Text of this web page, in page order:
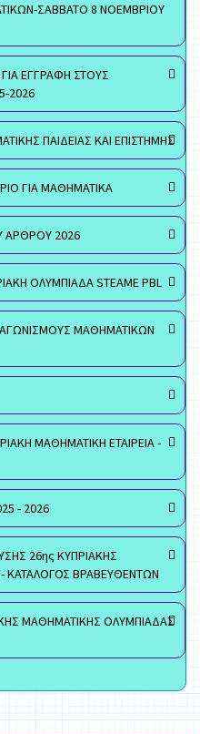
ΣΑΒΒΑΤΟ 8 ΝΟΕΜΒΡΙΟΥ
ΕΓΓΡΑΦΗ ΣΤΟΥΣ
2026
ΠΑΙΔΕΙΑΣ ΚΑΙ ΕΠΙΣΤΗΜΗΣ
ΓΙΑ ΜΑΘΗΜΑΤΙΚΑ
ΑΡΘΡΟΥ 2026
ΟΛΥΜΠΙΑΔΑ STEAME PBL
ΜΑΘΗΜΑΤΙΚΩΝ
ΜΑΘΗΜΑΤΙΚΗ ΕΤΑΙΡΕΙΑ -
- 2026
26ης ΚΥΠΡΙΑΚΗΣ
ΚΑΤΑΛΟΓΟΣ ΒΡΑΒΕΥΘΕΝΤΩΝ
ΜΑΘΗΜΑΤΙΚΗΣ ΟΛΥΜΠΙΑΔΑΣ